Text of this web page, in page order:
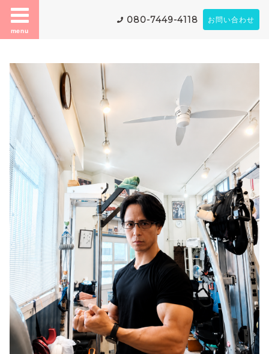
menu
080-7449-4118 お問い合わせ